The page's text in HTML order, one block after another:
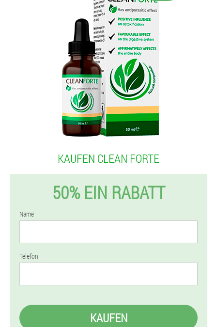
KAUFEN CLEAN FORTE
50% EIN RABATT
Name
Telefon
KAUFEN